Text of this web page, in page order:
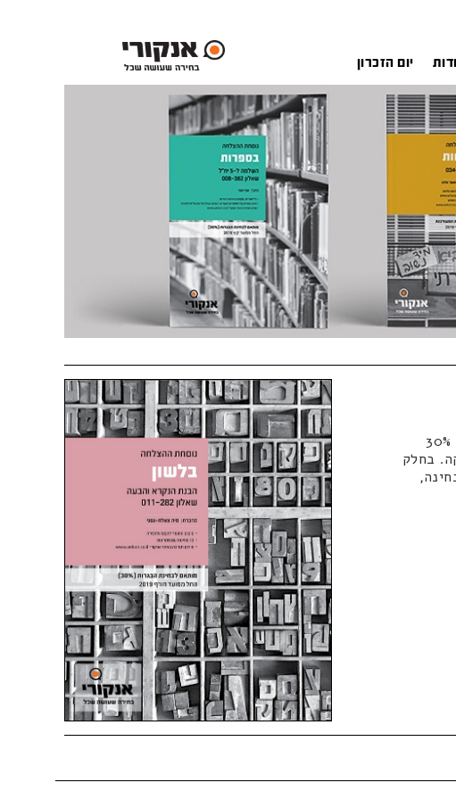
יום הזכרון
הספר כולל 12 בחינות מתכונת שנכתבו בהתאם לבחינת הבגרות ברמה 30%
בחלק